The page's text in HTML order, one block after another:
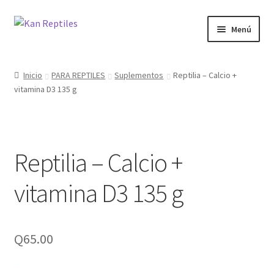
Ir
Ir
Menú
Tienda
Inicio PARA REPTILES Suplementos
Reptilia – Calcio +
vitamina D3 135 g
Reptilia – Calcio +
vitamina D3 135 g
Q65.00